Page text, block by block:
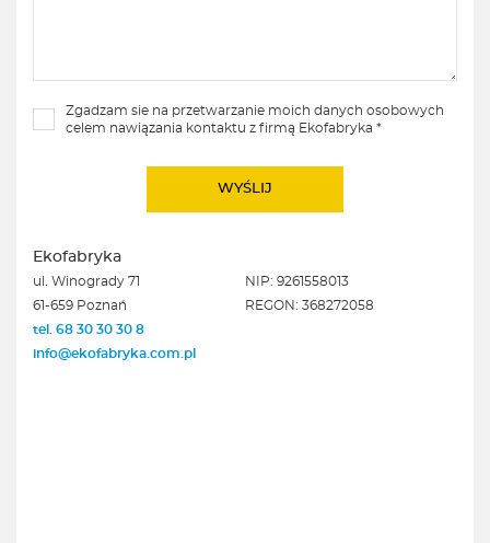
Zgadzam sie na przetwarzanie moich danych osobowych
celem nawiązania kontaktu z firmą Ekofabryka *
Ekofabryka
ul. Winogrady 71
61-659 Poznań
tel. 68 30 30 30 8
info@ekofabryka.com.pl
NIP: 9261558013
REGON: 368272058